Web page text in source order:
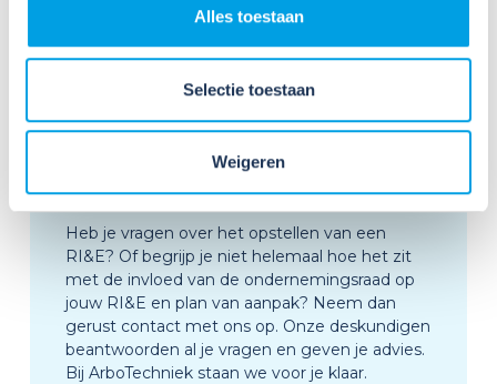
Alles toestaan
Selectie toestaan
Weigeren
RI&E en de rol van de
Ondernemingsraad?
Heb je vragen over het opstellen van een
RI&E? Of begrijp je niet helemaal hoe het zit
met de invloed van de ondernemingsraad op
jouw RI&E en plan van aanpak? Neem dan
gerust contact met ons op. Onze deskundigen
beantwoorden al je vragen en geven je advies.
Bij ArboTechniek staan we voor je klaar.